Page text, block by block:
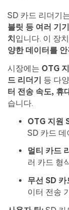
SD 카드 리더기
블릿 등 여러 기
치입니다. 이 장
양한 데이터를
시장에는 OTG
드 리더기 등 다
터 전송 속도, 휴
습니다.
OTG 지원
SD 카드 데
멀티 카드
러 카드 형
무선 SD 카
이터 전송